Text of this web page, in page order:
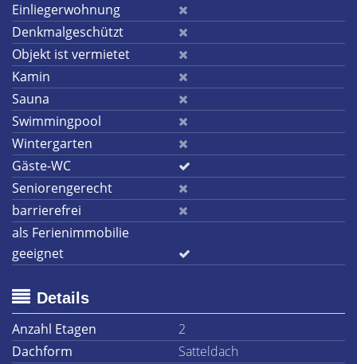
Einliegerwohnung
Denkmalgeschützt
Objekt ist vermietet
Kamin
Sauna
Swimmingpool
Wintergarten
Gäste-WC
Seniorengerecht
barrierefrei
als Ferienimmobilie
geeignet
Details
Anzahl Etagen
2
Dachform
Satteldach